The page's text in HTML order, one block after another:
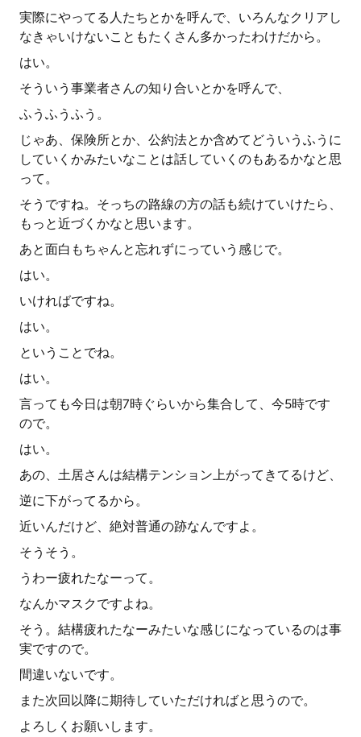
実際にやってる人たちとかを呼んで、いろんなクリアし
なきゃいけないこともたくさん多かったわけだから。
はい。
そういう事業者さんの知り合いとかを呼んで、
ふうふうふう。
じゃあ、保険所とか、公約法とか含めてどういうふうに
していくかみたいなことは話していくのもあるかなと思
って。
そうですね。そっちの路線の方の話も続けていけたら、
もっと近づくかなと思います。
あと面白もちゃんと忘れずにっていう感じで。
はい。
いければですね。
はい。
ということでね。
はい。
言っても今日は朝7時ぐらいから集合して、今5時です
ので。
はい。
あの、土居さんは結構テンション上がってきてるけど、
逆に下がってるから。
近いんだけど、絶対普通の跡なんですよ。
そうそう。
うわー疲れたなーって。
なんかマスクですよね。
そう。結構疲れたなーみたいな感じになっているのは事
実ですので。
間違いないです。
また次回以降に期待していただければと思うので。
よろしくお願いします。